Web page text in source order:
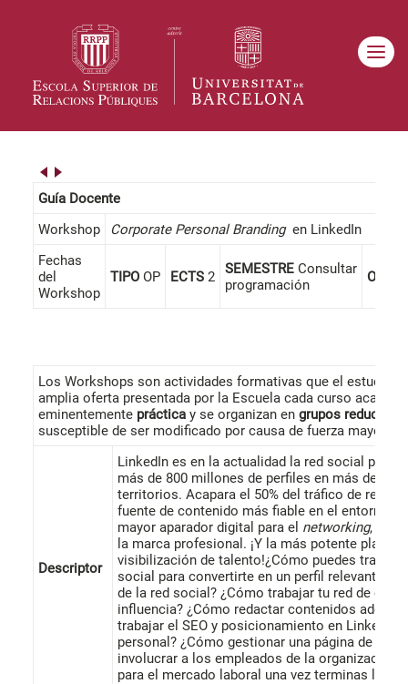
Guía Docente
Workshop
Corporate Personal Brandingen LinkedIn
Fechas
del
Workshop
TIPO OP ECTS 2 SEMESTRE Consultar
programación
Los Workshops son actividades formativas que el
amplia oferta presentada por la Escuela cada curso
eminentemente práctica y se organizan en grupos reducidos
susceptible de ser modificado por causa de fuerza mayor o
Descriptor
LinkedIn es en la actualidad la red social
más de 800 millones de perfiles en más de 200
territorios. Acapara el 50% del tráfico de red
fuente de contenido más fiable en el entorno
mayor aparador digital para el networking, la
la marca profesional. ¡Y la más potente
visibilización de talento!¿Cómo puedes
social para convertirte en un perfil relevante y
de la red social? ¿Cómo trabajar tu red de
influencia? ¿Cómo redactar contenidos
trabajar el SEO y posicionamiento en LinkedIn
personal? ¿Cómo gestionar una página de
involucrar a los empleados de la organización?
para el mercado laboral una vez terminas la